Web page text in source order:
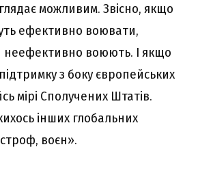
можливим. Звісно, якщо
ефективно воювати,
воюють. І якщо
з боку європейських
мірі Сполучених Штатів.
інших глобальних
воєн».